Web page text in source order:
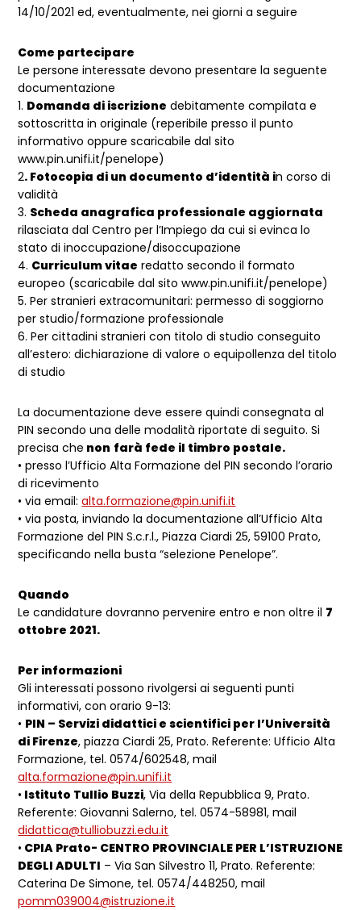
14/10/2021 ed, eventualmente, nei giorni a seguire
Come partecipare
Le persone interessate devono presentare la seguente
documentazione
1. Domanda di iscrizione debitamente compilata e
sottoscritta in originale (reperibile presso il punto
informativo oppure scaricabile dal sito
www.pin.unifi.it/penelope)
2. Fotocopia di un documento d’identità in corso di
validità
3. Scheda anagrafica professionale aggiornata
rilasciata dal Centro per l’Impiego da cui si evinca lo
stato di inoccupazione/disoccupazione
4. Curriculum vitae redatto secondo il formato
europeo (scaricabile dal sito www.pin.unifi.it/penelope)
5. Per stranieri extracomunitari: permesso di soggiorno
per studio/formazione professionale
6. Per cittadini stranieri con titolo di studio conseguito
all’estero: dichiarazione di valore o equipollenza del titolo
di studio
La documentazione deve essere quindi consegnata al
PIN secondo una delle modalità riportate di seguito. Si
precisa che non farà fede il timbro postale.
• presso l’Ufficio Alta Formazione del PIN secondo l’orario
di ricevimento
• via email:alta.formazione@pin.unifi.it
• via posta, inviando la documentazione all’Ufficio Alta
Formazione del PIN S.c.r.l., Piazza Ciardi 25, 59100 Prato,
specificando nella busta “selezione Penelope”.
Quando
Le candidature dovranno pervenire entro e non oltre il 7
ottobre 2021.
Per informazioni
Gli interessati possono rivolgersi ai seguenti punti
informativi, con orario 9-13:
• PIN – Servizi didattici e scientifici per l’Università
di Firenze, piazza Ciardi 25, Prato. Referente: Ufficio Alta
Formazione, tel. 0574/602548, mail
alta.formazione@pin.unifi.it
• Istituto Tullio Buzzi, Via della Repubblica 9, Prato.
Referente: Giovanni Salerno, tel. 0574-58981, mail
didattica@tulliobuzzi.edu.it
• CPIA Prato- CENTRO PROVINCIALE PER L’ISTRUZIONE
DEGLI ADULTI – Via San Silvestro 11, Prato. Referente:
Caterina De Simone, tel. 0574/448250, mail
pomm039004@istruzione.it